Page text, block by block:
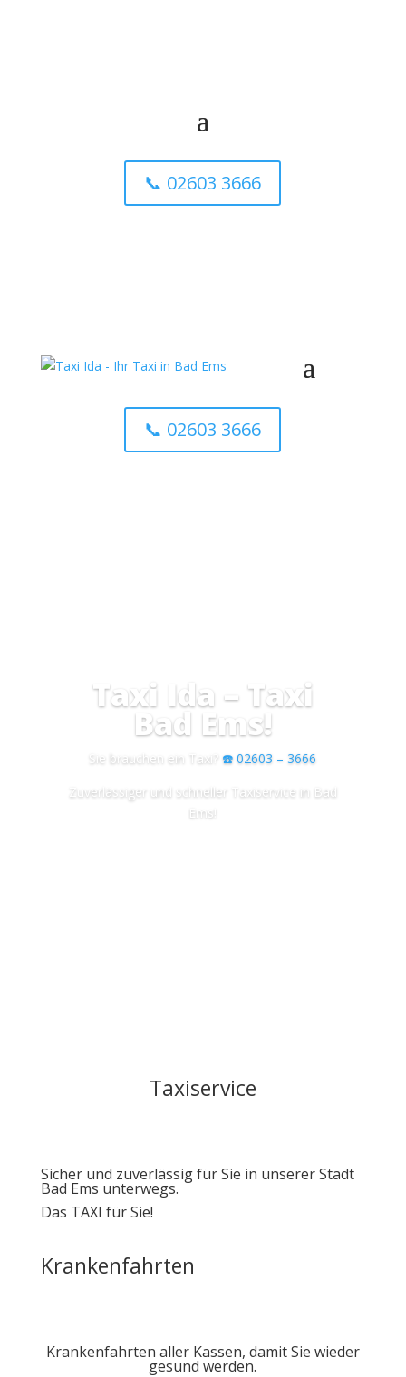
📞 02603 3666
📞 02603 3666
Taxi Ida – Taxi
Bad Ems!
Sie brauchen ein Taxi? ☎️ 02603 – 3666
Zuverlässiger und schneller Taxiservice in Bad
Ems!
Taxiservice
Sicher und zuverlässig für Sie in unserer Stadt
Bad Ems unterwegs.
Das TAXI für Sie!
Krankenfahrten
Krankenfahrten aller Kassen, damit Sie wieder
gesund werden.